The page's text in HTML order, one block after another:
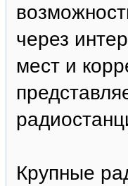
через
мест и
Крупные